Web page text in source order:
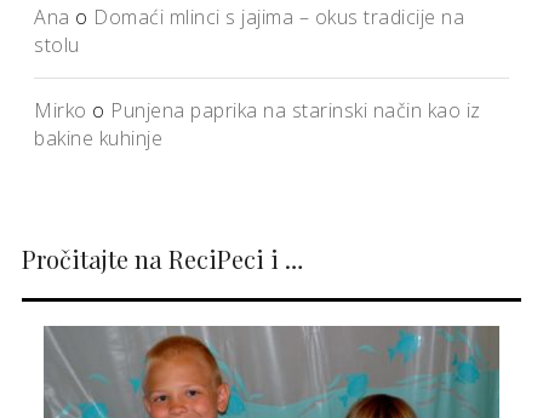
Ana o Domaći mlinci s jajima – okus tradicije na
stolu
Mirko o Punjena paprika na starinski način kao iz
bakine kuhinje
Pročitajte na ReciPeci i …